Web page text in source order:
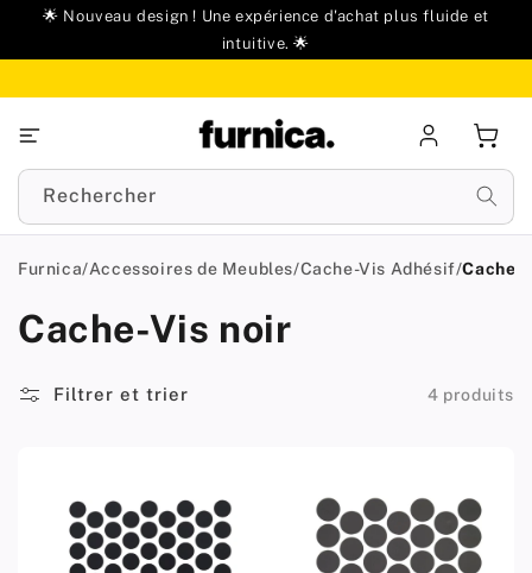
🌟 Nouveau design ! Une expérience d'achat plus fluide et
intuitive. 🌟
connecter
Rechercher
Furnica/Accessoires de Meubles/Cache-Vis Adhésif/Cache-
Cache-Vis noir
Filtrer et trier 4 produits